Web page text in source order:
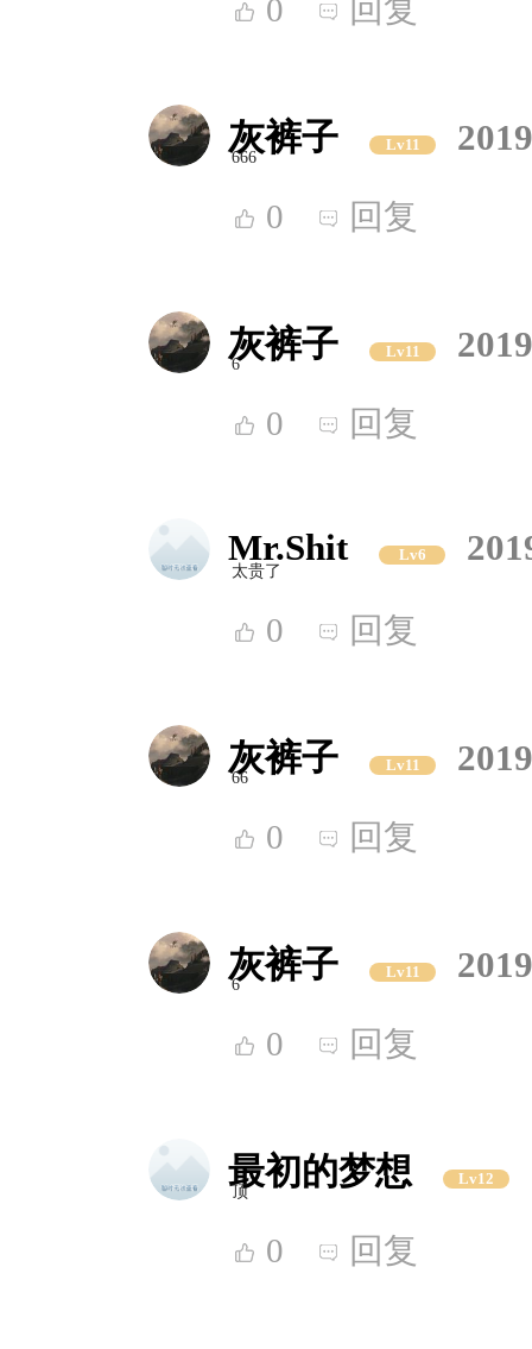
0 回复
灰裤子 Lv11
666
0 回复
灰裤子 Lv11
6
0 回复
Mr.Shit Lv6
太贵了
0 回复
灰裤子 Lv11
66
0 回复
灰裤子 Lv11
6
0 回复
最初的梦想 Lv12
顶
0 回复